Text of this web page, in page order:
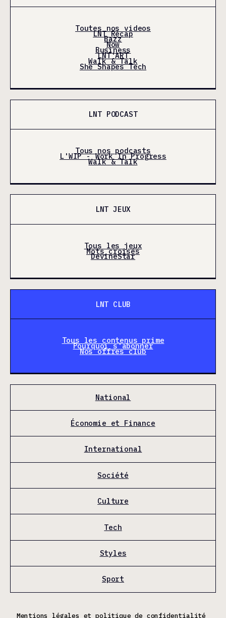
Toutes nos videos
LNT Récap
Bazz
Now
Business
LNT'ART
Walk & Talk
She Shapes Tech
LNT PODCAST
Tous nos podcasts
L'WIP - Work In Progress
Walk & Talk
LNT JEUX
Tous les jeux
Mots croisés
DevineStar
LNT CLUB
Tous les contenus prime
Pourquoi s'abonner
Nos offres club
National
Économie et Finance
International
Société
Culture
Tech
Styles
Sport
Mentions légales et politique de confidentialité